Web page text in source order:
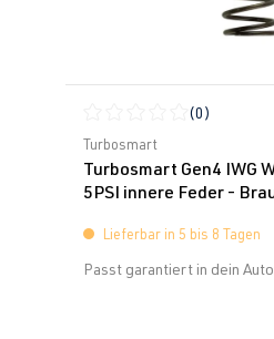
Durchschnittliche
(0)
Turbosmart
Turbosmart Gen4 IWG
5PSI innere Feder -
Lieferbar in 5 bis 8 Tagen
Passt garantiert in dein